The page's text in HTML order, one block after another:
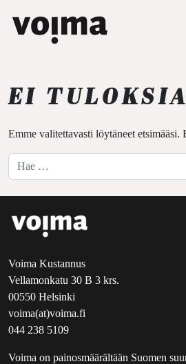
Päävalikko
EI TULOKSIA
Emme valitettavasti löytäneet etsimääsi.
Hae:
Voima Kustannus
Vellamonkatu 30 B 3 krs.
00550 Helsinki
voima(at)voima.fi
044 238 5109
Voima on painosmäärältään Suomen